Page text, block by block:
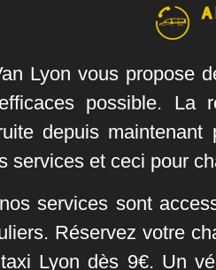
Lyon vous propose
possible. La
depuis
services et ceci pour
services sont
Réservez votre
Lyon dès 9€. Un